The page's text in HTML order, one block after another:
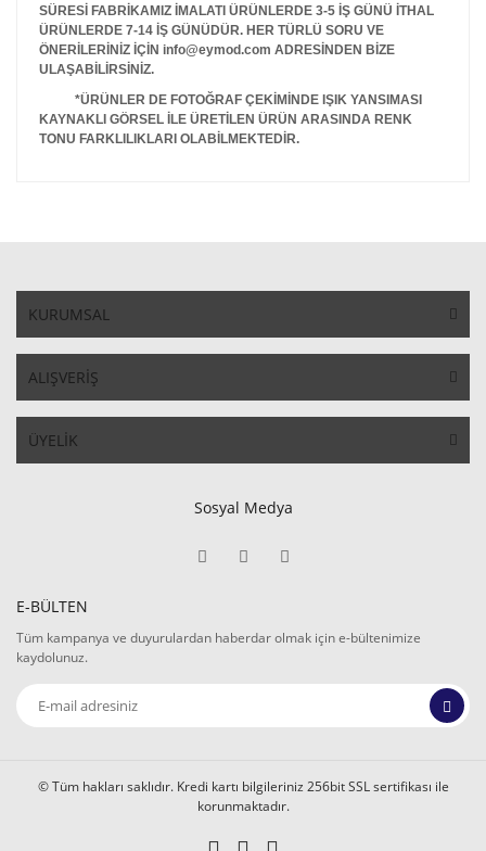
SÜRESİ FABRİKAMIZ İMALATI ÜRÜNLERDE 3-5 İŞ GÜNÜ İTHAL
ÜRÜNLERDE 7-14 İŞ GÜNÜDÜR. HER TÜRLÜ SORU VE
ÖNERİLERİNİZ İÇİN info@eymod.com ADRESİNDEN BİZE
ULAŞABİLİRSİNİZ.
*ÜRÜNLER DE FOTOĞRAF ÇEKİMİNDE IŞIK YANSIMASI
KAYNAKLI GÖRSEL İLE ÜRETİLEN ÜRÜN ARASINDA RENK
TONU FARKLILIKLARI OLABİLMEKTEDİR.
KURUMSAL
ALIŞVERİŞ
ÜYELİK
Sosyal Medya
E-BÜLTEN
Tüm kampanya ve duyurulardan haberdar olmak için e-bültenimize
kaydolunuz.
© Tüm hakları saklıdır. Kredi kartı bilgileriniz 256bit SSL sertifikası ile
korunmaktadır.